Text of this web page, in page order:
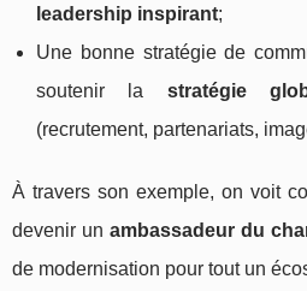
leadership inspirant;
Une bonne stratégie de
soutenir la stratégie
(recrutement, partenariats,
À travers son exemple, on voit
devenir unambassadeur du
de modernisation pour tout un